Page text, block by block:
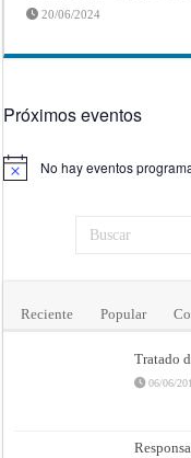
20/06/2024
Próximos eventos
Aviso No hay eventos
Reciente Popular
Tratado
06/06/